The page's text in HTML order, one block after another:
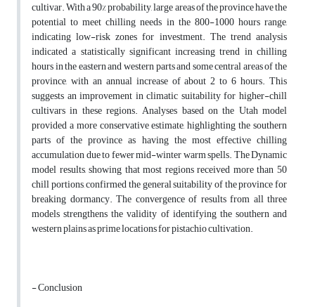
cultivar. With a 90% probability, large areas of the province have the
potential to meet chilling needs in the 800-1000 hours range,
indicating low-risk zones for investment. The trend analysis
indicated a statistically significant increasing trend in chilling
hours in the eastern and western parts and some central areas of the
province, with an annual increase of about 2 to 6 hours. This
suggests an improvement in climatic suitability for higher-chill
cultivars in these regions. Analyses based on the Utah model
provided a more conservative estimate, highlighting the southern
parts of the province as having the most effective chilling
accumulation due to fewer mid-winter warm spells. The Dynamic
model results, showing that most regions received more than 50
chill portions, confirmed the general suitability of the province for
breaking dormancy. The convergence of results from all three
models strengthens the validity of identifying the southern and
western plains as prime locations for pistachio cultivation.
- Conclusion